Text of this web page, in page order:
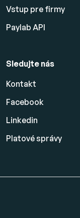
Vstup pre firmy
Paylab API
Sledujte nás
Kontakt
Facebook
Linkedin
Platovésprávy